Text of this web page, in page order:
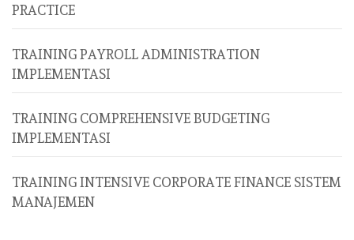
PRACTICE
TRAINING PAYROLL ADMINISTRATION
IMPLEMENTASI
TRAINING COMPREHENSIVE BUDGETING
IMPLEMENTASI
TRAINING INTENSIVE CORPORATE FINANCE SISTEM
MANAJEMEN